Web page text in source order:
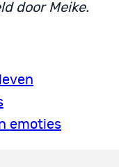
door Meike.
emoties